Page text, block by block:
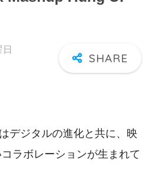
デジタルの進化と共に、映
ラボレーションが生まれて